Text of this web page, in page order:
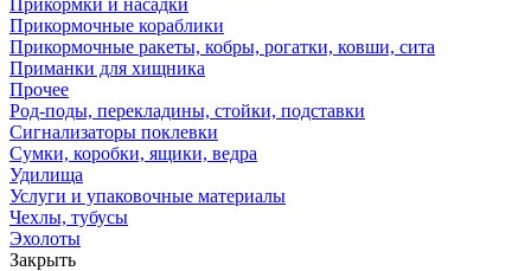
Прикормки и насадки
Прикормочные кораблики
Прикормочные ракеты, кобры, рогатки, ковши, сита
Приманки для хищника
Прочее
Род-поды, перекладины, стойки, подставки
Сигнализаторы поклевки
Сумки, коробки, ящики, ведра
Удилища
Услуги и упаковочные материалы
Чехлы, тубусы
Эхолоты
Закрыть